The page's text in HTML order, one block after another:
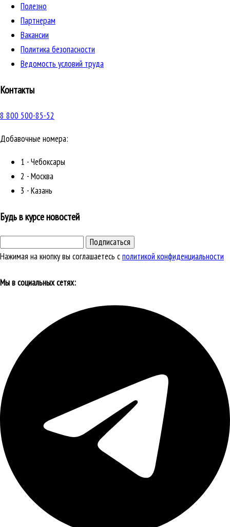
Полезно
Партнерам
Вакансии
Политика безопасности
Ведомость условий труда
Контакты
8 800 500-85-52
Добавочные номера:
1 - Чебоксары
2 - Москва
3 - Казань
Будь в курсе новостей
Подписаться
Нажимая на кнопку вы соглашаетесь сполитикой конфиденциальности
Мы в социальных сетях: